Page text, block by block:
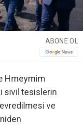
ABONE OL
Hmeymim
sivil tesislerin
ve